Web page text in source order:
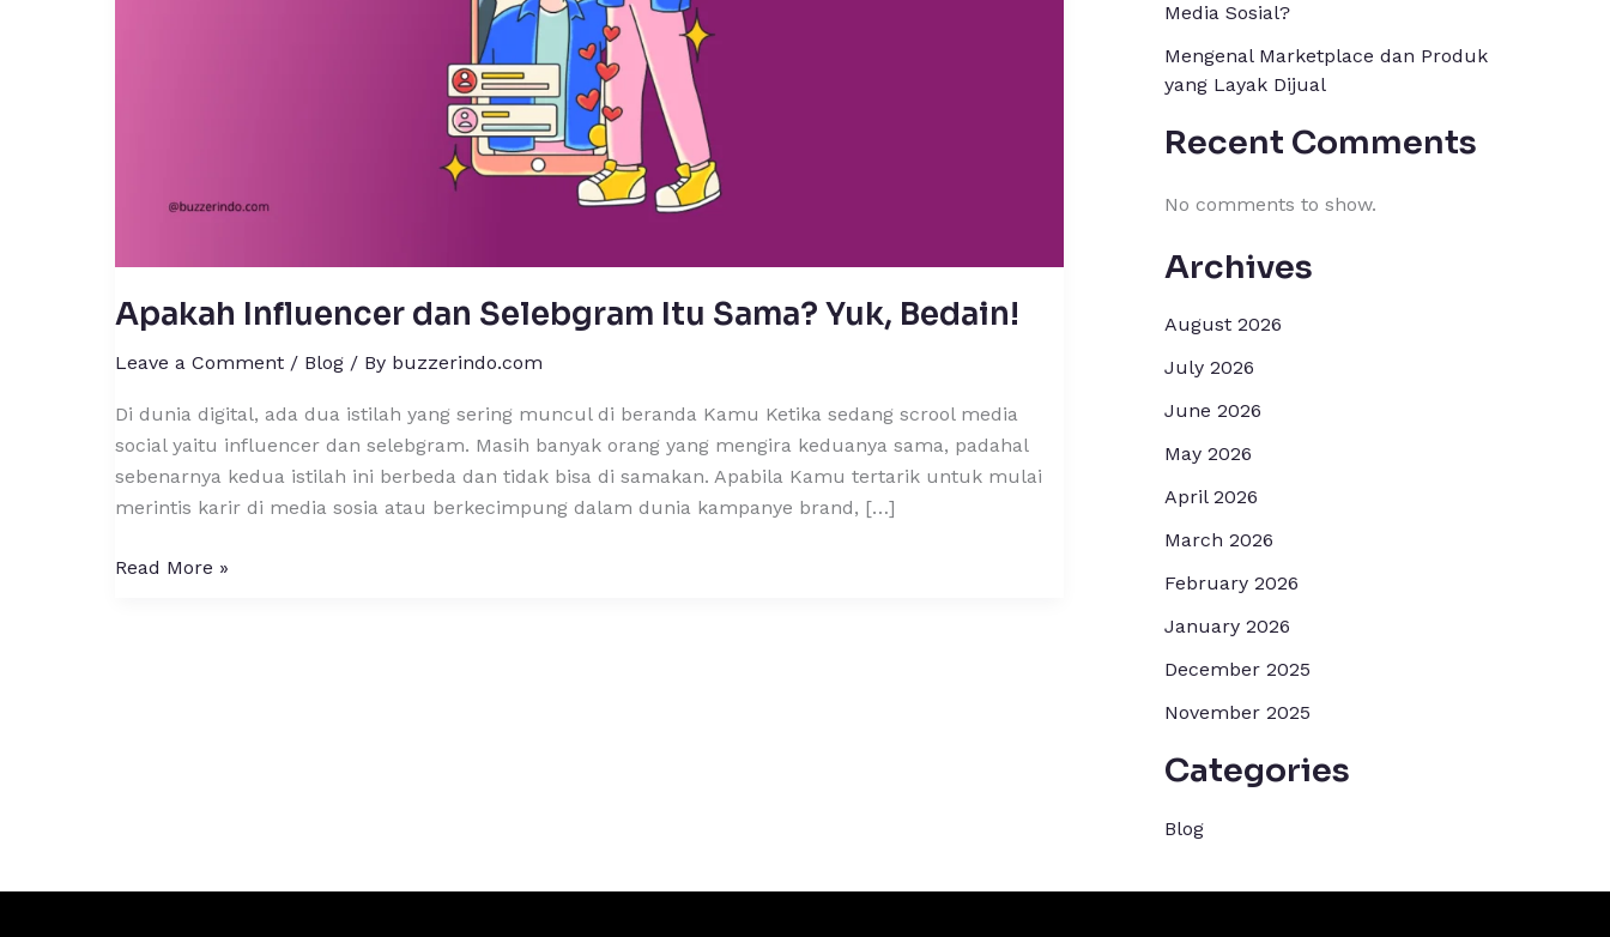
Apakah Influencer dan Selebgram Itu Sama? Yuk, Bedain!
Leave a Comment / Blog / By buzzerindo.com
Di dunia digital, ada dua istilah yang sering muncul di beranda Kamu Ketika sedang scrool media
social yaitu influencer dan selebgram. Masih banyak orang yang mengira keduanya sama, padahal
sebenarnya kedua istilah ini berbeda dan tidak bisa di samakan. Apabila Kamu tertarik untuk mulai
merintis karir di media sosia atau berkecimpung dalam dunia kampanye brand, […]
Read More »
Media Sosial?
Mengenal Marketplace dan Produk
yang Layak Dijual
Recent Comments
No comments to show.
Archives
August 2026
July 2026
June 2026
May 2026
April 2026
March 2026
February 2026
January 2026
December 2025
November 2025
Categories
Blog